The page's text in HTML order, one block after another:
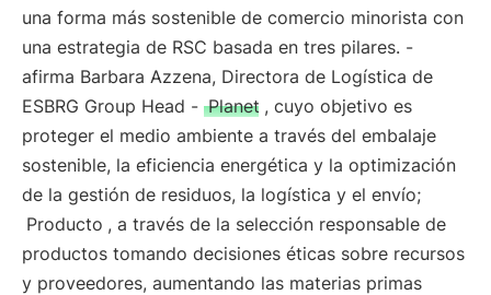
una forma más sostenible de comercio minorista con
una estrategia de RSC basada en tres pilares. -
afirma Barbara Azzena, Directora de Logística de
ESBRG Group Head - Planet , cuyo objetivo es
proteger el medio ambiente a través del embalaje
sostenible, la eficiencia energética y la optimización
de la gestión de residuos, la logística y el envío;
Producto , a través de la selección responsable de
productos tomando decisiones éticas sobre recursos
y proveedores, aumentando las materias primas